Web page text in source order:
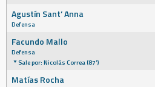
Agustín Sant’ Anna
Defensa
Facundo Mallo
Defensa
Sale por: Nicolás Correa (87')
Matías Rocha